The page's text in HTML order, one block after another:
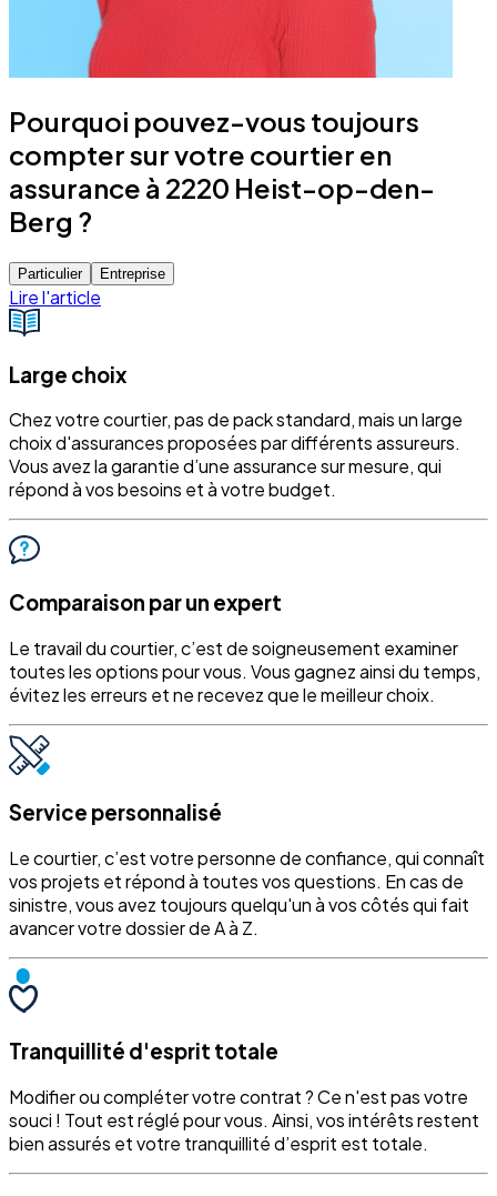
Pourquoi pouvez-vous toujours
compter sur votre courtier en
assurance à 2220 Heist-op-den-
Berg ?
Particulier Entreprise
Lire l'article
Large choix
Chez votre courtier, pas de pack standard, mais un large
choix d'assurances proposées par différents assureurs.
Vous avez la garantie d’une assurance sur mesure, qui
répond à vos besoins et à votre budget.
Comparaison par un expert
Le travail du courtier, c’est de soigneusement examiner
toutes les options pour vous. Vous gagnez ainsi du temps,
évitez les erreurs et ne recevez que le meilleur choix.
Service personnalisé
Le courtier, c’est votre personne de confiance, qui connaît
vos projets et répond à toutes vos questions. En cas de
sinistre, vous avez toujours quelqu'un à vos côtés qui fait
avancer votre dossier de A à Z.
Tranquillité d'esprit totale
Modifier ou compléter votre contrat ? Ce n'est pas votre
souci ! Tout est réglé pour vous. Ainsi, vos intérêts restent
bien assurés et votre tranquillité d’esprit est totale.